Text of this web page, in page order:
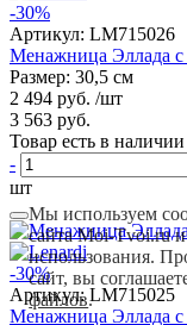
-30%
Артикул: LM715026
Менажница Эллада
Размер: 30,5 см
2 494 руб. /шт
3 563 руб.
Товар есть в наличии
-
шт
-30%
Артикул:LM715025
Менажница Эллада
Мы используем
сайта Moi-Tvoi.ru
использования.
сайт, вы
файлов.